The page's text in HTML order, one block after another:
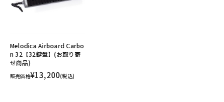
Melodica Airboard Carbo
n 32【32鍵盤】(お取り寄
せ商品)
販売価格¥13,200(税込)